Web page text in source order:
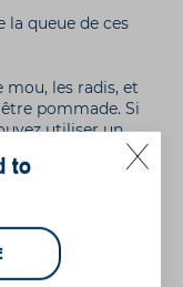
la queue de ces
mou, les radis, et
pommade. Si
utiliser un
to